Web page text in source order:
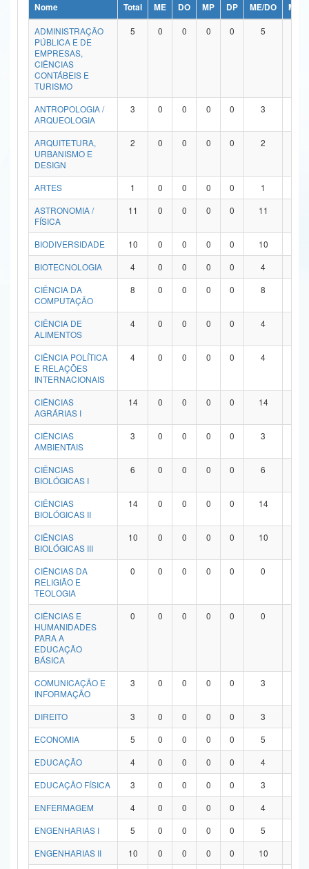
Ministério da Ciência, Tecnologia, Inovações e Comunicações
Ministério do Meio Ambiente
Ministério do Turismo
Ministério do Desenvolvimento Regional
Controladoria-Geral da União
Ministério da Mulher, da Família e dos Direitos Humanos
Secretaria de Governo
Advocacia-Geral da União
Banco Central do Brasil
Nome Total ME DO MP DP ME/DO
MP/
ADMINISTRAÇÃO
PÚBLICA E DE
EMPRESAS,
CIÊNCIAS
CONTÁBEIS E
TURISMO
5 0 0 0 0 5
ANTROPOLOGIA /
ARQUEOLOGIA
3 0 0 0 0 3
ARQUITETURA,
URBANISMO E
DESIGN
2 0 0 0 0 2
ARTES 1 0 0 0 0 1
ASTRONOMIA /
FÍSICA
11 0 0 0 0 11
BIODIVERSIDADE 10 0 0 0 0 10
BIOTECNOLOGIA
4 0 0 0 0 4
CIÊNCIA DA
COMPUTAÇÃO
8 0 0 0 0 8
CIÊNCIA DE
ALIMENTOS
4 0 0 0 0 4
CIÊNCIA POLÍTICA
E RELAÇÕES
INTERNACIONAIS
4 0 0 0 0 4
CIÊNCIAS
AGRÁRIAS I
14 0 0 0 0 14
CIÊNCIAS
AMBIENTAIS
3 0 0 0 0 3
CIÊNCIAS
BIOLÓGICAS I
6 0 0 0 0 6
CIÊNCIAS
BIOLÓGICAS II
14 0 0 0 0 14
CIÊNCIAS
BIOLÓGICAS III
10 0 0 0 0 10
CIÊNCIAS DA
RELIGIÃO E
TEOLOGIA
0 0 0 0 0 0
CIÊNCIAS E
HUMANIDADES
PARA A
EDUCAÇÃO
BÁSICA
0 0 0 0 0 0
COMUNICAÇÃO E
INFORMAÇÃO
3 0 0 0 0 3
DIREITO 3 0 0 0 0 3
ECONOMIA
5 0 0 0 0 5
EDUCAÇÃO
4 0 0 0 0 4
EDUCAÇÃO FÍSICA
3 0 0 0 0 3
ENFERMAGEM
4 0 0 0 0 4
ENGENHARIAS I
5 0 0 0 0 5
ENGENHARIAS II
10 0 0 0 0 10